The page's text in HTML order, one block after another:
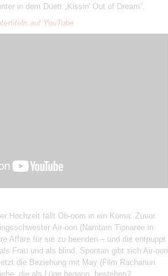
in dem Duett „Kissin' Out of Dream“.
auf YouTube
Hochzeit fällt Ob-oom in ein Koma. Zuvor
Air-oon (Namtam Tipnaree in
Affäre für sie zu beenden – und die entpuppt
Frau und als blind. Spontan gibt sich Air-oon
die Beziehung mit May (Film Rachanun
die als Lüge begann, bestehen?